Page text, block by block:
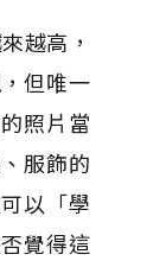
越高，
但唯一
照片當
服飾的
以「學
覺得這